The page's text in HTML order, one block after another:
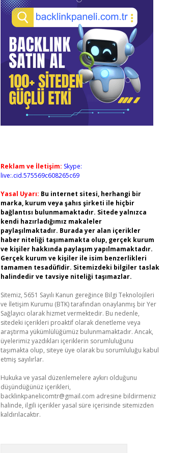
Reklam ve İletişim: Skype:
live:.cid.575569c608265c69
Yasal Uyarı: Bu internet sitesi, herhangi bir
marka, kurum veya şahıs şirketi ile hiçbir
bağlantısı bulunmamaktadır. Sitede yalnızca
kendi hazırladığımız makaleler
paylaşılmaktadır. Burada yer alan içerikler
haber niteliği taşımamakta olup, gerçek kurum
ve kişiler hakkında paylaşım yapılmamaktadır.
Gerçek kurum ve kişiler ile isim benzerlikleri
tamamen tesadüfidir. Sitemizdeki bilgiler taslak
halindedir ve tavsiye niteliği taşımazlar.
Sitemiz, 5651 Sayılı Kanun gereğince Bilgi Teknolojileri
ve İletişim Kurumu (BTK) tarafından onaylanmış bir Yer
Sağlayıcı olarak hizmet vermektedir. Bu nedenle,
sitedeki içerikleri proaktif olarak denetleme veya
araştırma yükümlülüğümüz bulunmamaktadır. Ancak,
üyelerimiz yazdıkları içeriklerin sorumluluğunu
taşımakta olup, siteye üye olarak bu sorumluluğu kabul
etmiş sayılırlar.
Hukuka ve yasal düzenlemelere aykırı olduğunu
düşündüğünüz içerikleri,
backlinkpanelicomtr@gmail.com adresine bildirmeniz
halinde, ilgili içerikler yasal süre içerisinde sitemizden
kaldırılacaktır.